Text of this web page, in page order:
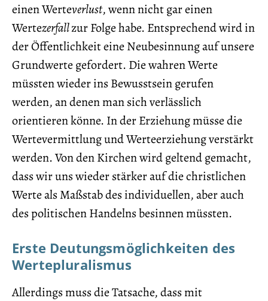
einen Werteverlust, wenn nicht gar einen
Wertezerfallzur Folge habe. Entsprechend wird in
der Öffentlichkeit eine Neubesinnung auf unsere
Grundwerte gefordert. Die wahren Werte
müssten wieder ins Bewusstsein gerufen
werden, an denen man sich verlässlich
orientieren könne. In der Erziehung müsse die
Wertevermittlung und Werteerziehung verstärkt
werden. Von den Kirchen wird geltend gemacht,
dass wir uns wieder stärker auf die christlichen
Werte als Maßstab des individuellen, aber auch
des politischen Handelns besinnen müssten.
Erste Deutungsmöglichkeiten des
Wertepluralismus
Allerdings muss die Tatsache, dass mit